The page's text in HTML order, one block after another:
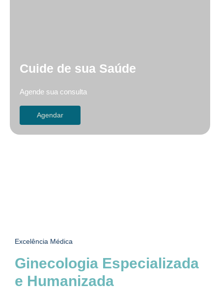
Cuide de sua Saúde
Agende sua consulta
Agendar
Excelência Médica
Ginecologia Especializada
e Humanizada